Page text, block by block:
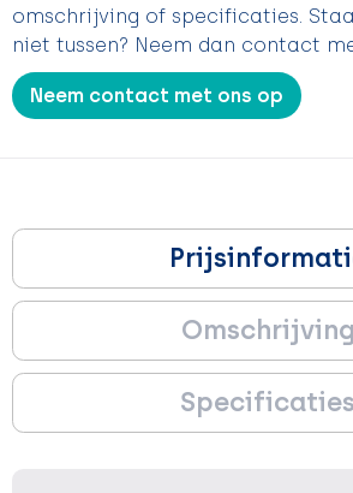
omschrijving of specificaties.
niet tussen? Neem dan contact
Neem contact met ons op
Omschrijving
Specificaties